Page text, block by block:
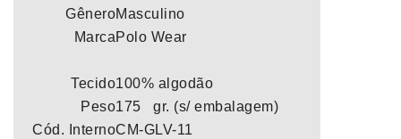
GêneroMasculino
MarcaPolo Wear
Tecido100% algodão
Peso175 gr. (s/ embalagem)
Cód. InternoCM-GLV-11